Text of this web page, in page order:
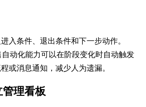
入条件、退出条件和下一步动作。
动化能力可以在阶段变化时自动触发
或消息通知，减少人为遗漏。
理看板